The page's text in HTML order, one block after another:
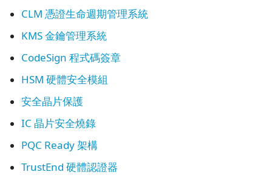
CLM 憑證生命週期管理系統
KMS 金鑰管理系統
CodeSign 程式碼簽章
HSM 硬體安全模組
安全晶片保護
IC 晶片安全燒錄
PQC Ready 架構
TrustEnd 硬體認證器